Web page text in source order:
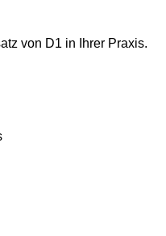
von D1 in Ihrer Praxis.